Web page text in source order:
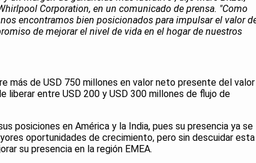
Corporation, en un comunicado de prensa. "Como
encontramos bien posicionados para impulsar el valor
de mejorar el nivel de vida en el hogar de nuestros
más de USD 750 millones en valor neto presente del valor
entre USD 200 y USD 300 millones de flujo de
posiciones en América y la India, pues su presencia ya se
oportunidades de crecimiento, pero sin descuidar esta
su presencia en la región EMEA.